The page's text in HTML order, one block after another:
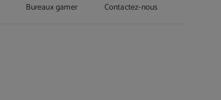
Bureaux gamer Contactez-nous